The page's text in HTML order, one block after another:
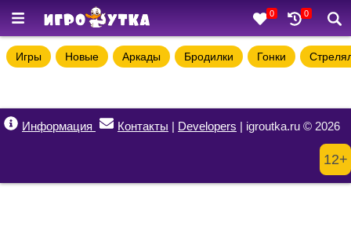
0 0
Игры Новые Аркады Бродилки Гонки
Информация Контакты | Developers | igroutka.ru © 2026
12+